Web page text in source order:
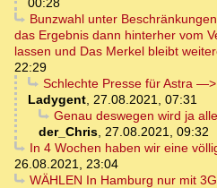
00:28
Bunzwahl unter
das Ergebnis dann hinterher vom
lassen und Das Merkel bleibt
22:29
Schlechte Presse für Astra
Ladygent, 27.08.2021, 07:31
Genau deswegen wird ja
der_Chris, 27.08.2021, 09:32
In 4 Wochen haben wir eine
26.08.2021, 23:04
WÄHLEN In Hamburg nur mit